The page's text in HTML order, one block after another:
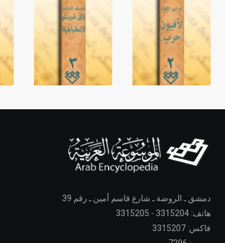
دمشق ـ الروضة ـ شارع قاسم أمين ـ رقم 39
هاتف: 3315204 - 3315205
فاكس: 3315207